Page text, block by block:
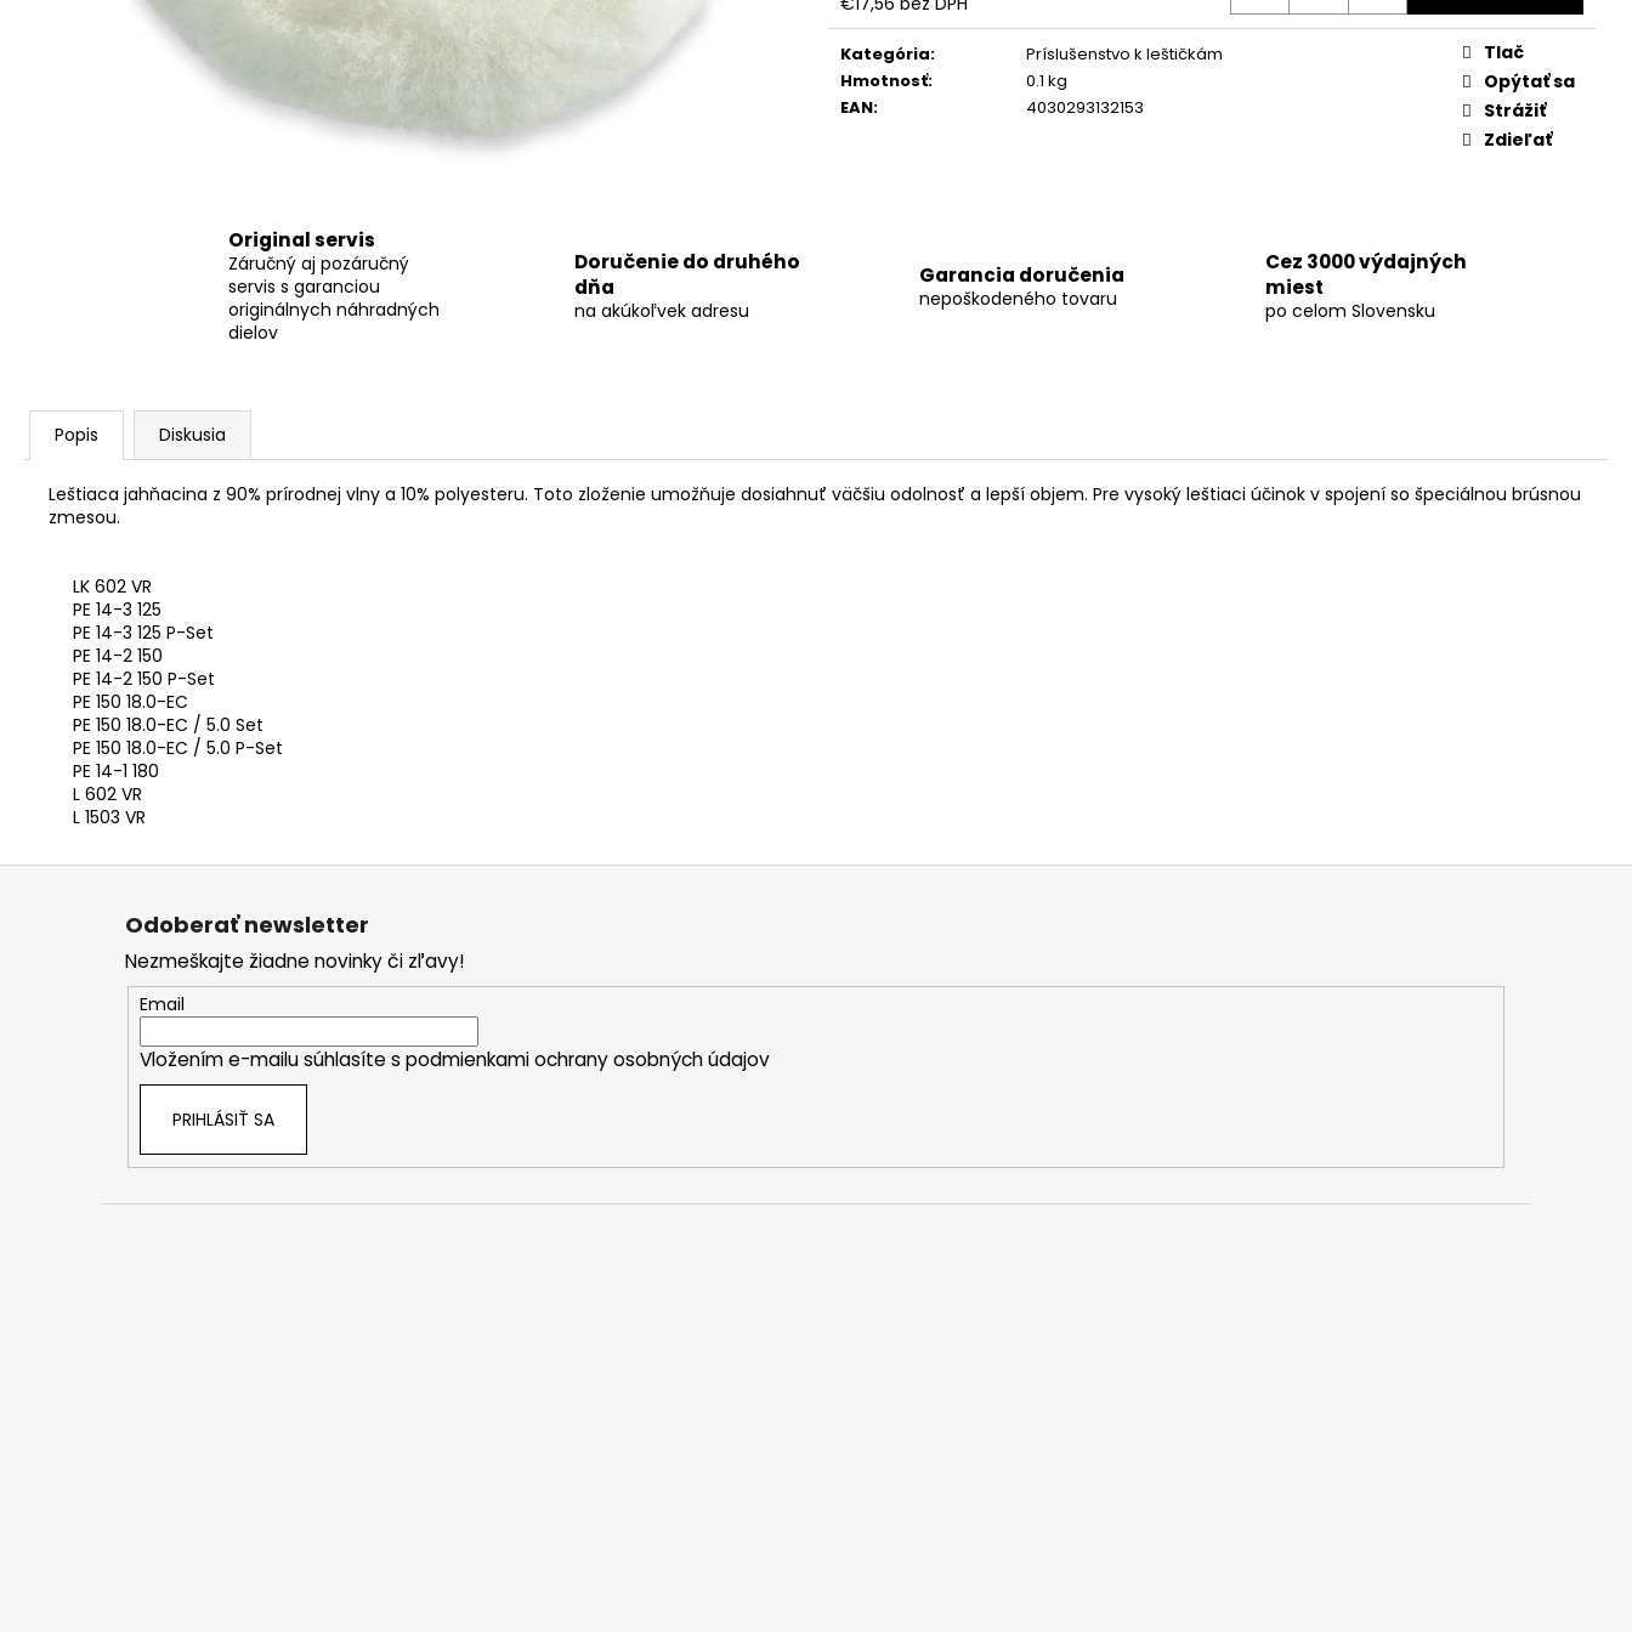
Jednotková
cena:
Kategória:
Príslušenstvo k leštičkám
Hmotnosť:
0.1 kg
EAN: 4030293132153
Tlač
Opýtať sa
Strážiť
Zdieľať
Original servis
Záručný aj pozáručný
servis s garanciou
originálnych náhradných
dielov
Doručenie do druhého
dňa
na akúkoľvek adresu
Garancia doručenia
nepoškodeného tovaru
Cez 3000 výdajných
miest
po celom Slovensku
Popis Diskusia
Leštiaca jahňacina z 90% prírodnej vlny a 10% polyesteru. Toto zloženie umožňuje dosiahnuť väčšiu odolnosť a lepší objem. Pre vysoký leštiaci účinok v spojení so špeciálnou brúsnou
zmesou.
LK 602 VR
PE 14-3 125
PE 14-3 125 P-Set
PE 14-2 150
PE 14-2 150 P-Set
PE 150 18.0-EC
PE 150 18.0-EC / 5.0 Set
PE 150 18.0-EC / 5.0 P-Set
PE 14-1 180
L 602 VR
L 1503 VR
FLEX SAM-C 32 AS/NL CLIP-ADAPTÉR
FLEX CLIP-ADAPTÉR SAM-C 32 AS/NL
€16,80
FLEX VLP-HCH SOLO FLEX MADLO SOLO
PRE VLP 18
€294
AP 18/4.0
18/4.0
Z
Odoberať newsletter
Nezmeškajte žiadne novinky či zľavy!
Email
Vložením e-mailu súhlasíte s podmienkami ochrany osobných údajov
PRIHLÁSIŤ SA